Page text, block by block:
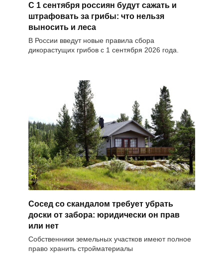
С 1 сентября россиян будут сажать и
штрафовать за грибы: что нельзя
выносить и леса
В России введут новые правила сбора
дикорастущих грибов с 1 сентября 2026 года.
Сосед со скандалом требует убрать
доски от забора: юридически он прав
или нет
Собственники земельных участков имеют полное
право хранить стройматериалы